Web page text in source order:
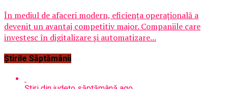
În mediul de afaceri modern, eficiența operațională a
devenit un avantaj competitiv major. Companiile care
investesc în digitalizare și automatizare...
Știrile Săptămânii